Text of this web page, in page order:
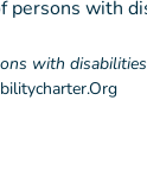
with